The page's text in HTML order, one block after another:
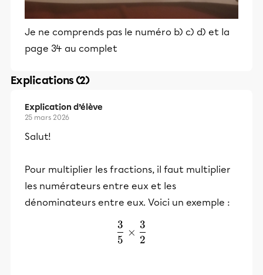
Je ne comprends pas le numéro b) c) d) et la
page 34 au complet
Explications (2)
Explication d’élève
25 mars 2026
Salut!
Pour multiplier les fractions, il faut multiplier
les numérateurs entre eux et les
dénominateurs entre eux. Voici un exemple :
\frac{3}{5} \times
5
3
×
2
3